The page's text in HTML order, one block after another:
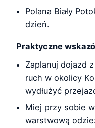
Polana Biały
dzień.
Praktyczne
Zaplanuj dojazd
ruch w okolicy
wydłużyć
Miej przy sobie
warstwową